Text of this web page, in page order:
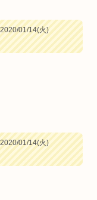
01/14(火)
01/14(火)